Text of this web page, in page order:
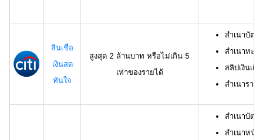
สินเชื่อ
เงินสด
ทันใจ
สูงสุด 2 ล้านบาท หรือไม่เกิน 5
เท่าของรายได้
สำเนาบัตร
สำเนาทะเ
สลิปเงินเดื
สำเนาราย
สำเนาบัตร
สำเนาหน้